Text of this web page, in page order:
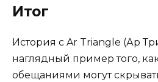
Итог
История с Ar Triangle (Ар
наглядный пример того,
обещаниями могут